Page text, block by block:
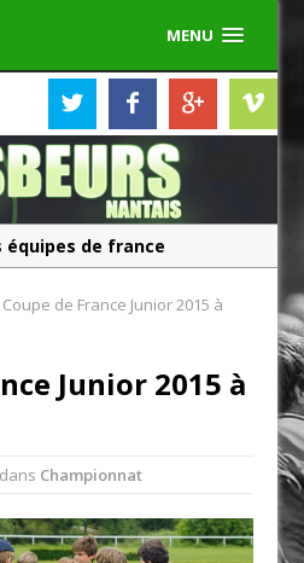
MENU
ont 25 ans !
Coupe de France Junior 2015 à
Junior 2015 à
dans Championnat